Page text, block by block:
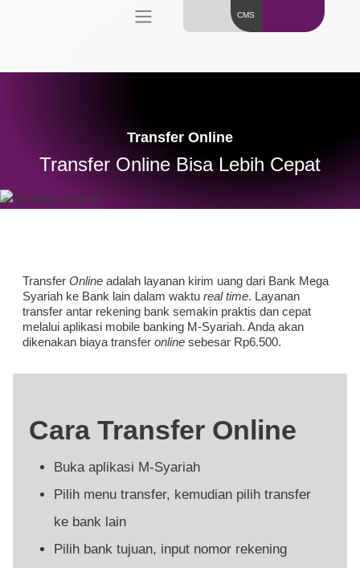
CMS
Transfer Online
Transfer Online Bisa Lebih Cepat
Transfer Online adalah layanan kirim uang dari Bank Mega
Syariah ke Bank lain dalam waktu real time. Layanan
transfer antar rekening bank semakin praktis dan cepat
melalui aplikasi mobile banking M-Syariah. Anda akan
dikenakan biaya transfer online sebesar Rp6.500.
Cara Transfer Online
Buka aplikasi M-Syariah
Pilih menu transfer, kemudian pilih transfer
ke bank lain
Pilih bank tujuan, input nomor rekening